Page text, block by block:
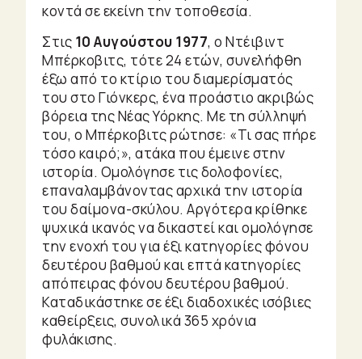
κοντά σε εκείνη την τοποθεσία.
Στις 10 Αυγούστου 1977, ο Ντέιβιντ
Μπέρκοβιτς, τότε 24 ετών, συνελήφθη
έξω από το κτίριο του διαμερίσματός
του στο Γιόνκερς, ένα προάστιο ακριβώς
βόρεια της Νέας Υόρκης. Με τη σύλληψή
του, ο Μπέρκοβιτς ρώτησε: «Τι σας πήρε
τόσο καιρό;», ατάκα που έμεινε στην
ιστορία. Ομολόγησε τις δολοφονίες,
επαναλαμβάνοντας αρχικά την ιστορία
του δαίμονα-σκύλου. Αργότερα κρίθηκε
ψυχικά ικανός να δικαστεί και ομολόγησε
την ενοχή του για έξι κατηγορίες φόνου
δευτέρου βαθμού και επτά κατηγορίες
απόπειρας φόνου δευτέρου βαθμού.
Καταδικάστηκε σε έξι διαδοχικές ισόβιες
καθείρξεις, συνολικά 365 χρόνια
φυλάκισης.